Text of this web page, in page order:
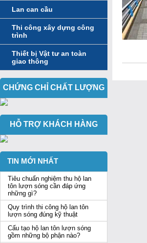
Lan can cầu
Thi công xây dựng công
trình
Thiết bị Vật tư an toàn
giao thông
CHỨNG CHỈ CHẤT LƯỢNG
HỖ TRỢ KHÁCH HÀNG
TIN MỚI NHẤT
Tiêu chuẩn nghiệm thu hộ lan
tôn lượn sóng cần đáp ứng
những gì?
Quy trình thi công hộ lan tôn
lượn sóng đúng kỹ thuật
Cấu tạo hộ lan tôn lượn sóng
gồm những bộ phận nào?